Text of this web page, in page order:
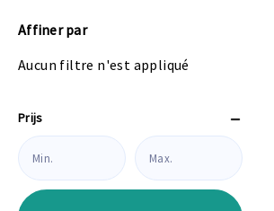
Affiner par
Aucun filtre n'est appliqué
Prijs